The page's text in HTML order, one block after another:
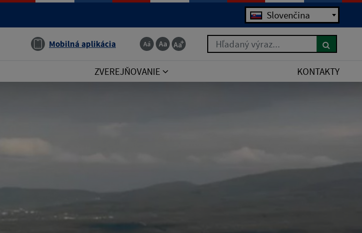
Slovenčina
Mobilná aplikácia Hľadaný výraz...
ZVEREJŇOVANIE KONTAKTY